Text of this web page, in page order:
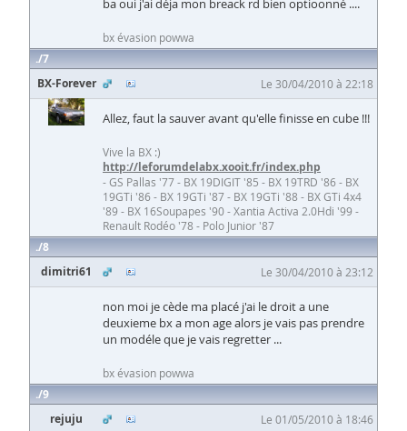
ba oui j'ai déja mon breack rd bien optioonné ....
bx évasion powwa
7
BX-Forever
Le 30/04/2010 à 22:18
Allez, faut la sauver avant qu'elle finisse en cube !!!
Vive la BX :)
http://leforumdelabx.xooit.fr/index.php
- GS Pallas '77 - BX 19DIGIT '85 - BX 19TRD '86 - BX
19GTi '86 - BX 19GTi '87 - BX 19GTi '88 - BX GTi 4x4
'89 - BX 16Soupapes '90 - Xantia Activa 2.0Hdi '99 -
Renault Rodéo '78 - Polo Junior '87
8
dimitri61
Le 30/04/2010 à 23:12
non moi je cède ma placé j'ai le droit a une
deuxieme bx a mon age alors je vais pas prendre
un modéle que je vais regretter ...
bx évasion powwa
9
rejuju
Le 01/05/2010 à 18:46